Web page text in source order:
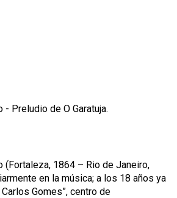
- Preludio de O Garatuja.
(Fortaleza, 1864 – Rio de Janeiro,
en la música; a los 18 años ya
Gomes”, centro de